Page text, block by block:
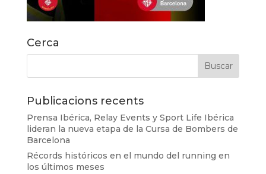
Cerca
Publicacions recents
Prensa Ibérica, Relay Events y Sport Life Ibérica
lideran la nueva etapa de la Cursa de Bombers de
Barcelona
Récords históricos en el mundo del running en
los últimos meses